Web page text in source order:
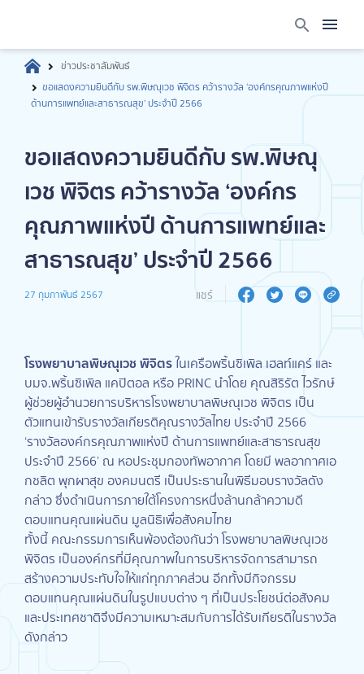
ข่าวประชาสัมพันธ์
ขอแสดงความยินดีกับ รพ.พิษณุเวช พิจิตร คว้ารางวัล ‘องค์กรคุณภาพแห่งปี
ด้านการแพทย์และสาธารณสุข’ ประจำปี 2566
ขอแสดงความยินดีกับ รพ.พิษณุ
เวช พิจิตร คว้ารางวัล ‘องค์กร
คุณภาพแห่งปี ด้านการแพทย์และ
สาธารณสุข’ ประจำปี 2566
27 กุมภาพันธ์ 2567 แชร์
โรงพยาบาลพิษณุเวช พิจิตรในเครือพริ้นซิเพิล เฮลท์แคร์ และ
บมจ.พริ้นซิเพิล แคปิตอล หรือ PRINC นำโดย คุณสิริรัต ไวรักษ์
ผู้ช่วยผู้อำนวยการบริหารโรงพยาบาลพิษณุเวช พิจิตร เป็น
ตัวแทนเข้ารับรางวัลเกียรติคุณรางวัลไทย ประจำปี 2566
‘รางวัลองค์กรคุณภาพแห่งปี ด้านการแพทย์และสาธารณสุข
ประจำปี 2566’ ณ หอประชุมกองทัพอากาศ โดยมี พลอากาศเอ
กชลิต พุกผาสุข องคมนตรี เป็นประธานในพิธีมอบรางวัลดัง
กล่าว ซึ่งดำเนินการภายใต้โครงการหนึ่งล้านกล้าความดี
ตอบแทนคุณแผ่นดิน มูลนิธิเพื่อสังคมไทย
ทั้งนี้ คณะกรรมการเห็นพ้องต้องกันว่า โรงพยาบาลพิษณุเวช
พิจิตร เป็นองค์กรที่มีคุณภาพในการบริหารจัดการสามารถ
สร้างความประทับใจให้แก่ทุกภาคส่วน อีกทั้งมีกิจกรรม
ตอบแทนคุณแผ่นดินในรูปแบบต่าง ๆ ที่เป็นประโยชน์ต่อสังคม
และประเทศชาติจึงมีความเหมาะสมกับการได้รับเกียรติในรางวัล
ดังกล่าว